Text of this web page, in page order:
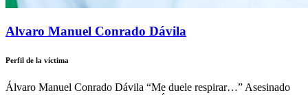
Alvaro Manuel Conrado Dávila
Perfil de la víctima
Álvaro Manuel Conrado Dávila “Me duele respirar…” Asesinado